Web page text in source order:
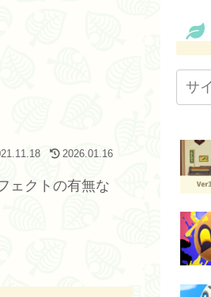
2026.01.16
ェクトの有無な